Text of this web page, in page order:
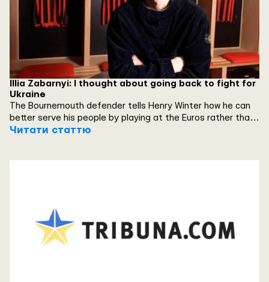
Illia Zabarnyi: I thought about going back to fight for
Ukraine
The Bournemouth defender tells Henry Winter how he can
better serve his people by playing at the Euros rather than
learning how to fire a gun
Читати статтю